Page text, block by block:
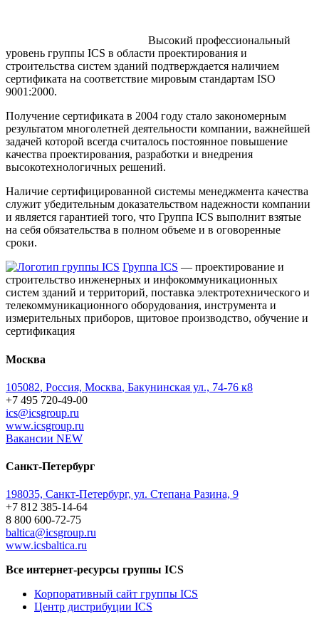
Высокий профессиональный
уровень группы ICS в области проектирования и
строительства систем зданий подтверждается наличием
сертификата на соответствие мировым стандартам ISO
9001:2000.
Получение сертификата в 2004 году стало закономерным
результатом многолетней деятельности компании, важнейшей
задачей которой всегда считалось постоянное повышение
качества проектирования, разработки и внедрения
высокотехнологичных решений.
Наличие сертифицированной системы менеджмента качества
служит убедительным доказательством надежности компании
и является гарантией того, что Группа ICS выполнит взятые
на себя обязательства в полном объеме и в оговоренные
сроки.
Группа ICS — проектирование и
строительство инженерных и инфокоммуникационных
систем зданий и территорий, поставка электротехнического и
телекоммуникационного оборудования, инструмента и
измерительных приборов, щитовое производство, обучение и
сертификация
Москва
105082, Россия, Москва, Бакунинская ул., 74-76 к8
+7 495 720-49-00
ics@icsgroup.ru
www.icsgroup.ru
Вакансии NEW
Санкт-Петербург
198035, Санкт-Петербург, ул. Степана Разина, 9
+7 812 385-14-64
8 800 600-72-75
baltica@icsgroup.ru
www.icsbaltica.ru
Все интернет-ресурсы группы ICS
Корпоративный сайт группы ICS
Центр дистрибуции ICS